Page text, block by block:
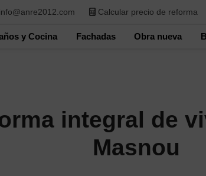
Calcular precio de reforma
y Cocina Fachadas Obra nueva
integral de
Masnou